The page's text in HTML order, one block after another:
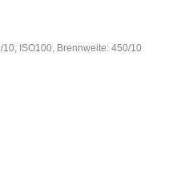
ISO100, Brennweite: 450/10